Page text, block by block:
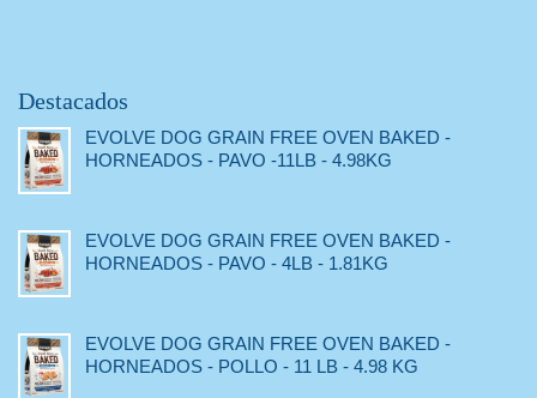
Destacados
EVOLVE DOG GRAIN FREE OVEN BAKED -
HORNEADOS - PAVO -11LB - 4.98KG
EVOLVE DOG GRAIN FREE OVEN BAKED -
HORNEADOS - PAVO - 4LB - 1.81KG
EVOLVE DOG GRAIN FREE OVEN BAKED -
HORNEADOS - POLLO - 11 LB - 4.98 KG